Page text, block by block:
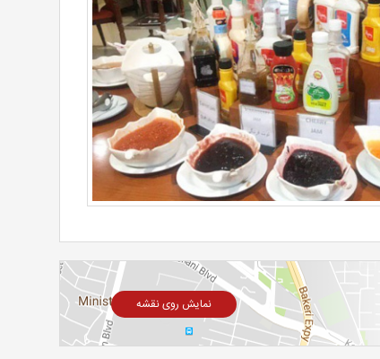
نمایش روی نقشه